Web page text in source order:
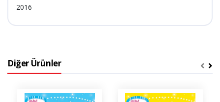
2016
Diğer Ürünler